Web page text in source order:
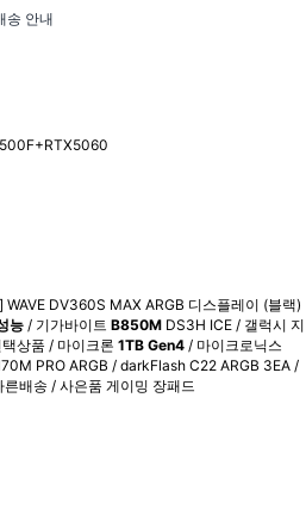
송 안내
DV360S MAX ARGB 디스플레이 (블랙)
능 / 기가바이트 B850M DS3H ICE / 갤럭시 지
상품 / 마이크론 1TB Gen4 / 마이크로닉스
PRO ARGB / darkFlash C22 ARGB 3EA /
배송 / 사은품 게이밍 장패드